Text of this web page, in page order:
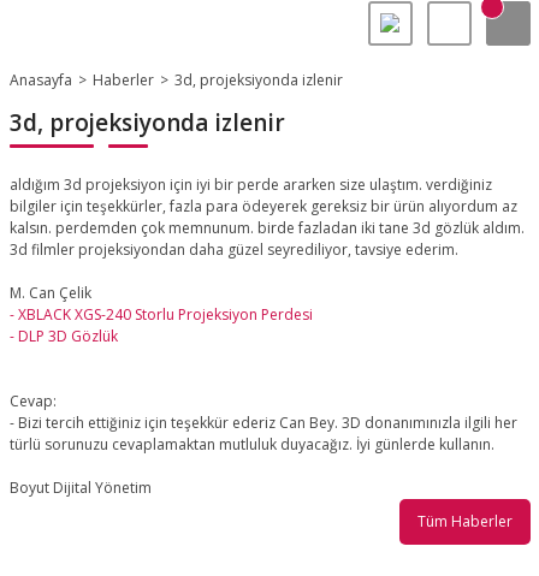
Anasayfa Haberler 3d, projeksiyonda izlenir
3d, projeksiyonda izlenir
aldığım 3d projeksiyon için iyi bir perde ararken size ulaştım. verdiğiniz
bilgiler için teşekkürler, fazla para ödeyerek gereksiz bir ürün alıyordum az
kalsın. perdemden çok memnunum. birde fazladan iki tane 3d gözlük aldım.
3d filmler projeksiyondan daha güzel seyrediliyor, tavsiye ederim.
M. Can Çelik
- XBLACK XGS-240 Storlu Projeksiyon Perdesi
- DLP 3D Gözlük
Cevap:
- Bizi tercih ettiğiniz için teşekkür ederiz Can Bey. 3D donanımınızla ilgili her
türlü sorunuzu cevaplamaktan mutluluk duyacağız. İyi günlerde kullanın.
Boyut Dijital Yönetim
Tüm Haberler